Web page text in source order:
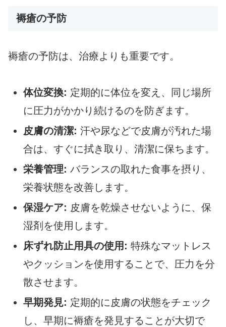
褥瘡の予防
褥瘡の予防は、治療よりも重要です。
体位変換: 定期的に体位を変え、同じ場所
に圧力がかかり続けるのを防ぎます。
皮膚の清潔: 汗や尿などで皮膚が汚れた場
合は、すぐに拭き取り、清潔に保ちます。
栄養管理: バランスの取れた食事を摂り、
栄養状態を改善します。
保湿ケア: 皮膚を乾燥させないように、保
湿剤を使用します。
床ずれ防止用具の使用: 特殊なマットレス
やクッションを使用することで、圧力を分
散させます。
早期発見: 定期的に皮膚の状態をチェック
し、早期に褥瘡を発見することが大切で